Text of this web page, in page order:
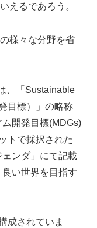
えるであろう。
様々な分野を省
、「Sustainable
目標）」の略称
開発目標(MDGs)
トで採択された
ェンダ」にて記載
い世界を目指す
成されていま